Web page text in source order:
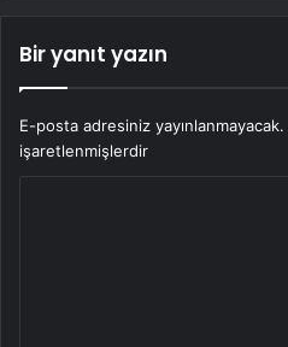
Bir yanıt yazın
E-posta adresiniz yayınlanmayacak.
işaretlenmişlerdir